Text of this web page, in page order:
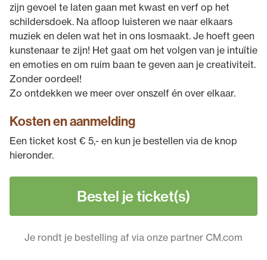
zijn gevoel te laten gaan met kwast en verf op het
schildersdoek. Na afloop luisteren we naar elkaars
muziek en delen wat het in ons losmaakt. Je hoeft geen
kunstenaar te zijn! Het gaat om het volgen van je intuïtie
en emoties en om ruim baan te geven aan je creativiteit.
Zonder oordeel!
Zo ontdekken we meer over onszelf én over elkaar.
Kosten en aanmelding
Een ticket kost € 5,- en kun je bestellen via de knop
hieronder.
Bestel je ticket(s)
Je rondt je bestelling af via onze partner CM.com